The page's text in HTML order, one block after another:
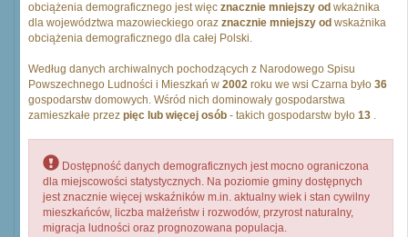
obciążenia demograficznego jest więc znacznie mniejszy od wkażnika
dla województwa mazowieckiego oraz znacznie mniejszy od wskażnika
obciążenia demograficznego dla całej Polski.
Według danych archiwalnych pochodzących z Narodowego Spisu
Powszechnego Ludności i Mieszkań w 2002 roku we wsi Czarna było 36
gospodarstw domowych. Wśród nich dominowały gospodarstwa
zamieszkałe przez pięc lub więcej osób - takich gospodarstw było 13 .
Dostępność danych demograficznych jest mocno ograniczona
dla miejscowości statystycznych. Na poziomie gminy dostępnych
jest znacznie więcej wskaźników m.in. aktualny wiek i stan cywilny
mieszkańców, liczba małżeństw i rozwodów, przyrost naturalny,
migracja ludności oraz prognozowana populacja.